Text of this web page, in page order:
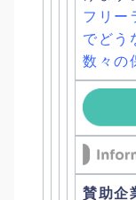
フリー
でどう
数々の
賛助企